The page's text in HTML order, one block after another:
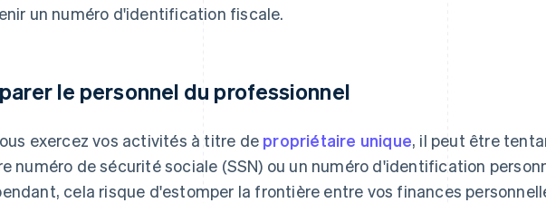
un numéro d'identification fiscale.
le personnel du professionnel
exercez vos activités à titre de propriétaire unique, il peut être
numéro de sécurité sociale (SSN) ou un numéro d'identification
cela risque d'estomper la frontière entre vos finances